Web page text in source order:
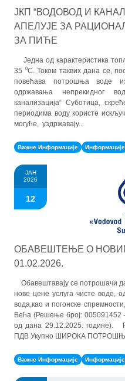
ЈКП “ВОДОВОД И
АПЕЛУЈЕ ЗА
ЗА ПИЋЕ
Једна од карактеристика
35 ⁰C. Током таквих дана се,
повећава потрошња воде
одржавања непрекидног
канализација“ Суботица,
периодима воду користе
могуће, уздржавају...
Важне Информације Информације
ЈАН
2026
12
OБАВЕШТЕЊЕ О
01.02.2026.
Обавештавају се потрошачи
нове цене услуга чисте воде,
вода,као и погонске
Већа (Решење број:
од дана 29.12.2025. године).
ПДВ Укупно ШИРОКА
Важне Информације Информације